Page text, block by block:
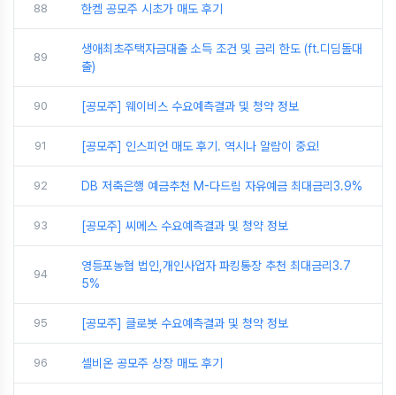
88 한켐 공모주 시초가 매도 후기
89
생애최초주택자금대출 소득 조건 및 금리 한도 (ft.디딤돌대
출)
90 [공모주] 웨이비스 수요예측결과 및 청약 정보
91 [공모주] 인스피언 매도 후기. 역시나 알람이 중요!
92 DB 저축은행 예금추천 M-다드림 자유예금 최대금리3.9%
93 [공모주] 씨메스 수요예측결과 및 청약 정보
94
영등포농협 법인,개인사업자 파킹통장 추천 최대금리3.7
5%
95 [공모주] 클로봇 수요예측결과 및 청약 정보
96 셀비온 공모주 상장 매도 후기